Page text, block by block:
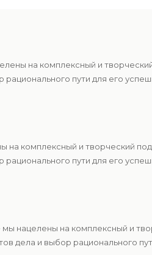
на комплексный и
пути для его
на комплексный и творческий
пути для его
нацелены на комплексный и
дела и выбор рационального